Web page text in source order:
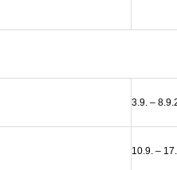
3.9. –
10.9. –